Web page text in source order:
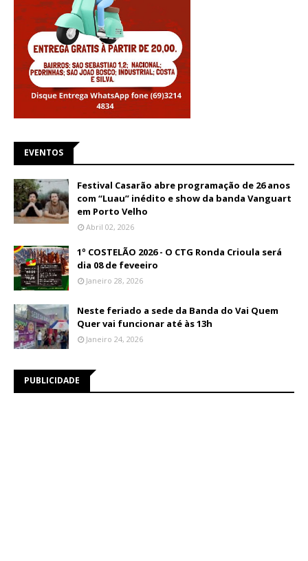
EVENTOS
Festival Casarão abre programação de 26 anos
com “Luau” inédito e show da banda Vanguart
em Porto Velho
Abril 02, 2026
1º COSTELÃO 2026 - O CTG Ronda Crioula será
dia 08 de feveeiro
Janeiro 28, 2026
Neste feriado a sede da Banda do Vai Quem
Quer vai funcionar até às 13h
Janeiro 24, 2026
PUBLICIDADE